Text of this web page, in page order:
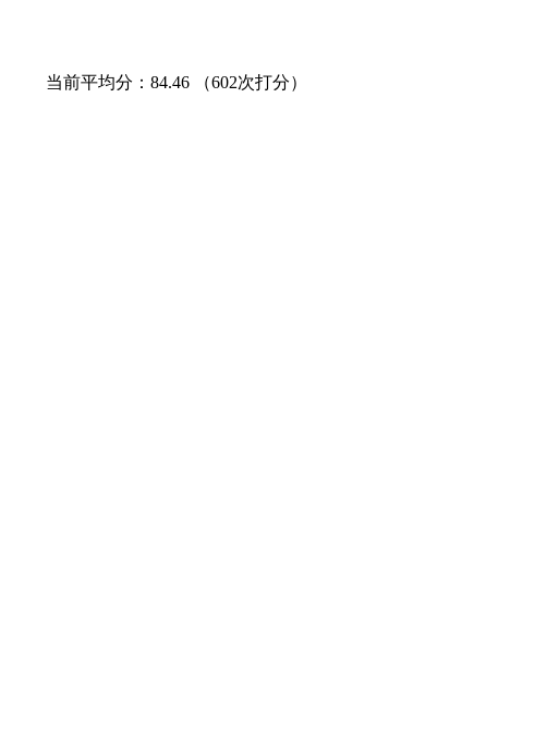
当前平均分： 84.46 （602次打分）